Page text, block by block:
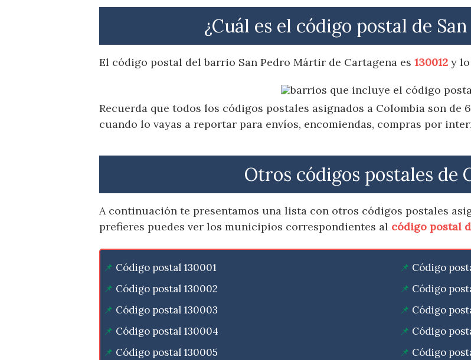
¿Cuál es el código postal de
El código postal del barrio San Pedro Mártir de Cartagena es 130012 y
Recuerda que todos los códigos postales asignados a Colombia son de
cuando lo vayas a reportar para envíos, encomiendas, compras por
Otros códigos postales de
A continuación te presentamos una lista con otros códigos postales
prefieres puedes ver los municipios correspondientes al código postal
Código postal 130001
Código postal 130002
Código postal 130003
Código postal 130004
Código postal 130005
Código
Código
Código
Código
Código